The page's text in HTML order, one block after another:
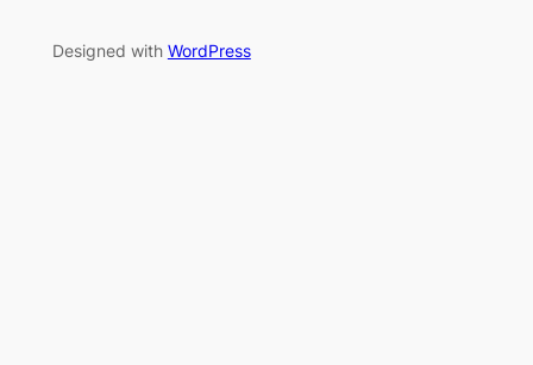
Designed with WordPress